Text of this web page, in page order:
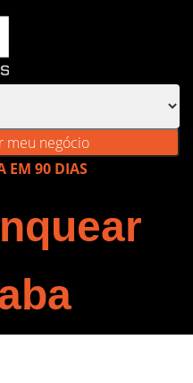
meu negócio
EM 90 DIAS